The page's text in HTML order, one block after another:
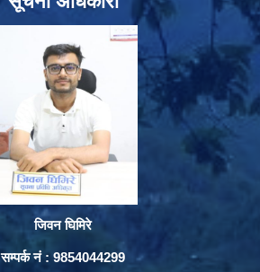
जिवन घिमिरे
सम्पर्क नं : 9854044299